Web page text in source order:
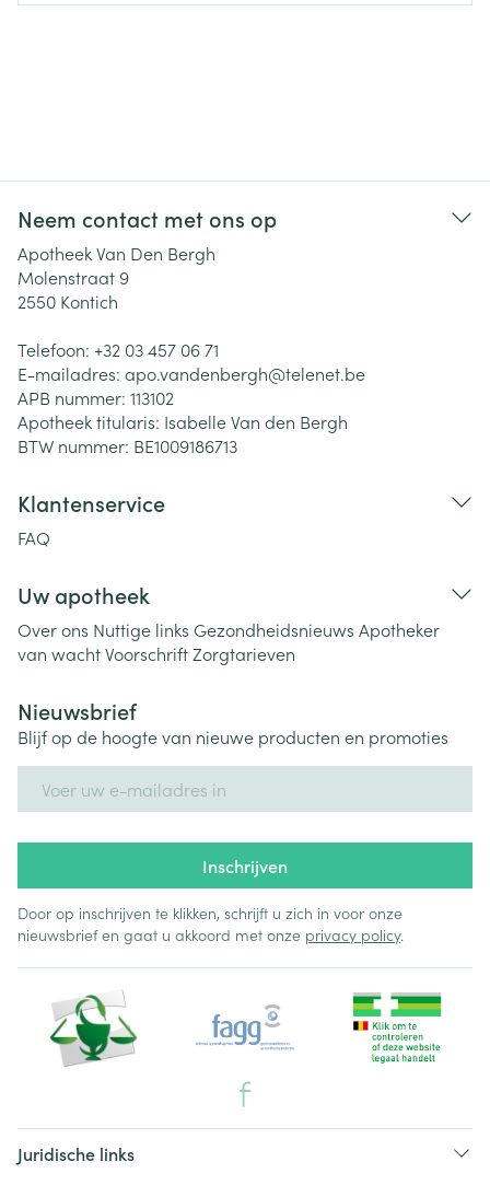
Neem contact met ons op
Apotheek Van Den Bergh
Molenstraat 9
2550 Kontich
Telefoon: +32 03 457 06 71
E-mailadres: apo.vandenbergh@telenet.be
APB nummer: 113102
Apotheek titularis: Isabelle Van den Bergh
BTW nummer: BE1009186713
Klantenservice
FAQ
Uw apotheek
Over ons Nuttige links Gezondheidsnieuws Apotheker
van wachtVoorschriftZorgtarieven
Nieuwsbrief
Blijf op de hoogte van nieuwe producten en promoties
Inschrijven
Door op inschrijven te klikken, schrijft u zich in voor onze
nieuwsbrief en gaat u akkoord met onze privacy policy.
Juridische links